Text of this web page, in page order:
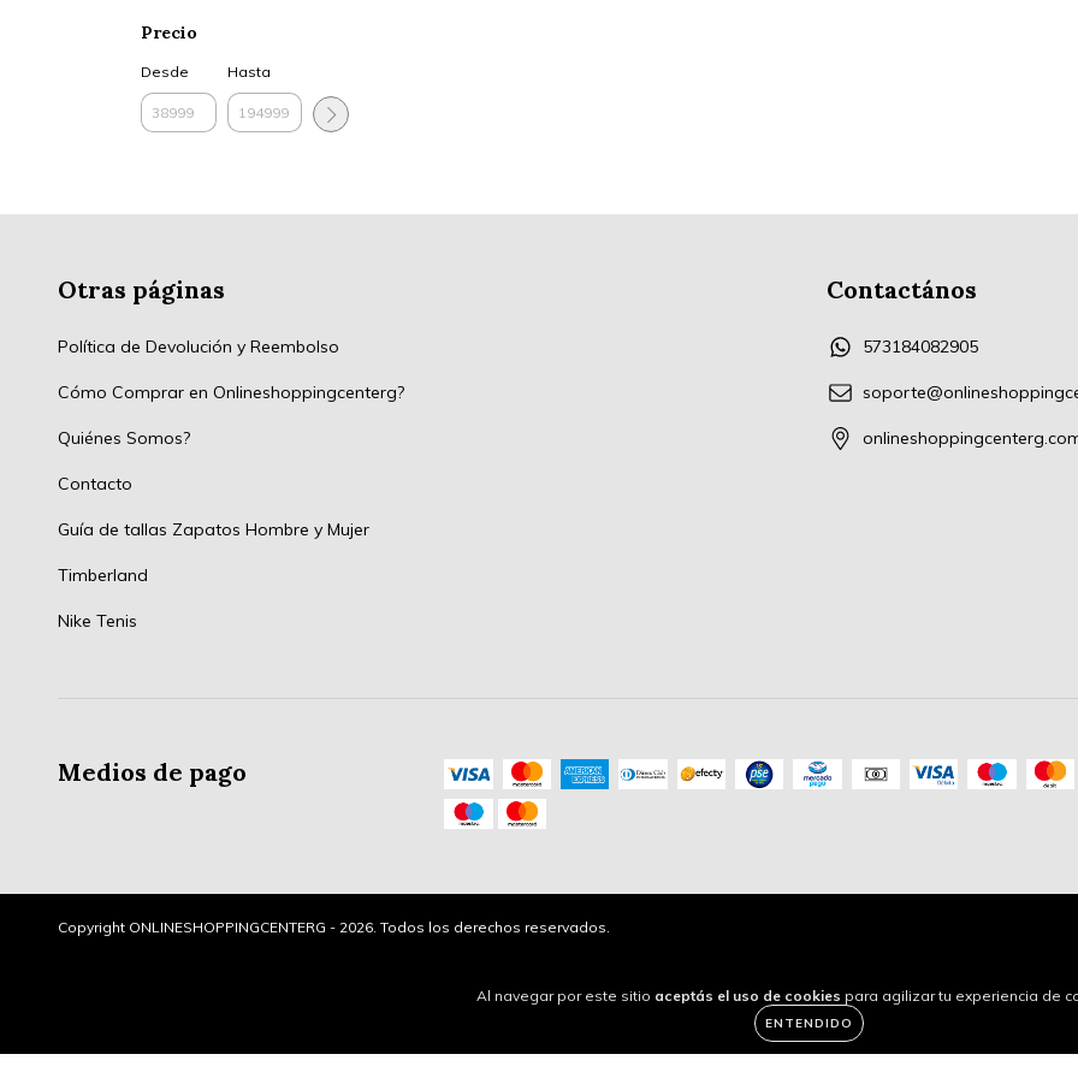
Al navegar por este sitio aceptás el uso de cookies para agilizar tu experiencia de
ENTENDIDO
Precio
Desde Hasta
Otras páginas
Política de Devolución y Reembolso
Cómo Comprar en Onlineshoppingcenterg?
Quiénes Somos?
Contacto
Guía de tallas Zapatos Hombre y Mujer
Timberland
Nike Tenis
Contactános
573184082905
Medios de pago
Copyright ONLINESHOPPINGCENTERG - 2026. Todos los derechos reservados.